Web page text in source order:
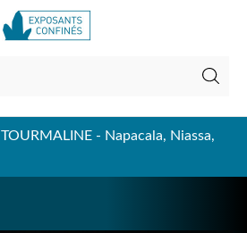
TOURMALINE - Napacala, Niassa,